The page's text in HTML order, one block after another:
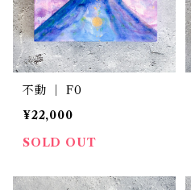
不動 ｜ F0
¥22,000
SOLD OUT